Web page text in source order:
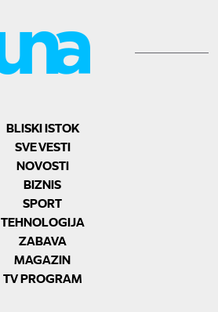
BLISKI ISTOK
SVE VESTI
NOVOSTI
BIZNIS
SPORT
TEHNOLOGIJA
ZABAVA
MAGAZIN
TV PROGRAM